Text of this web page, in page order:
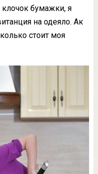
бумажки, я
на одеяло. Ак
стоит моя